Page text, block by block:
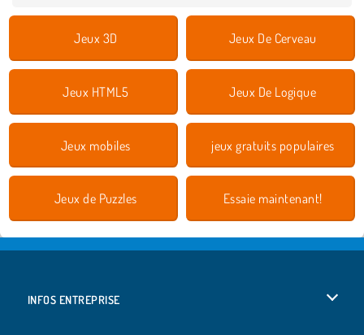
Jeux 3D Jeux De Cerveau
Jeux HTML5 Jeux De Logique
Jeux mobiles jeux gratuits populaires
Jeux de Puzzles Essaie maintenant!
INFOS ENTREPRISE